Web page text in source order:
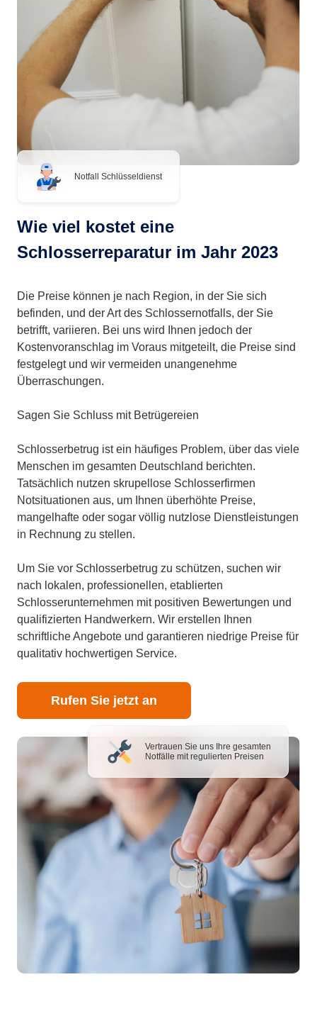
Notfall Schlüsseldienst
Wie viel kostet eine
Schlosserreparatur im Jahr 2023
Die Preise können je nach Region, in der Sie sich
befinden, und der Art des Schlossernotfalls, der Sie
betrifft, variieren. Bei uns wird Ihnen jedoch der
Kostenvoranschlag im Voraus mitgeteilt, die Preise sind
festgelegt und wir vermeiden unangenehme
Überraschungen.
Sagen Sie Schluss mit Betrügereien
Schlosserbetrug ist ein häufiges Problem, über das viele
Menschen im gesamten Deutschland berichten.
Tatsächlich nutzen skrupellose Schlosserfirmen
Notsituationen aus, um Ihnen überhöhte Preise,
mangelhafte oder sogar völlig nutzlose Dienstleistungen
in Rechnung zu stellen.
Um Sie vor Schlosserbetrug zu schützen, suchen wir
nach lokalen, professionellen, etablierten
Schlosserunternehmen mit positiven Bewertungen und
qualifizierten Handwerkern. Wir erstellen Ihnen
schriftliche Angebote und garantieren niedrige Preise für
qualitativ hochwertigen Service.
Rufen Sie jetzt an
Vertrauen Sie uns Ihre gesamten
Notfälle mit regulierten Preisen